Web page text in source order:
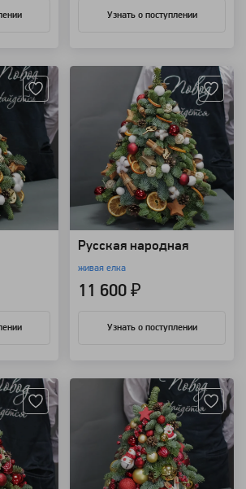
Узнать о поступлении
Русская народная
живая елка
11 600 ₽
Узнать о поступлении